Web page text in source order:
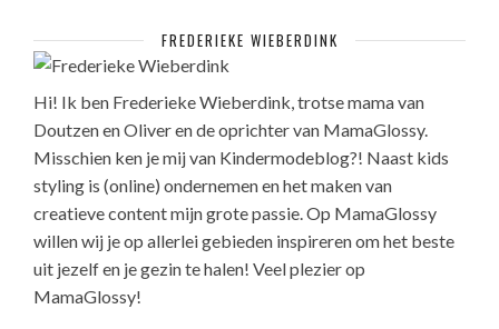
FREDERIEKE WIEBERDINK
Hi! Ik ben Frederieke Wieberdink, trotse mama van
Doutzen en Oliver en de oprichter van MamaGlossy.
Misschien ken je mij van Kindermodeblog?! Naast kids
styling is (online) ondernemen en het maken van
creatieve content mijn grote passie. Op MamaGlossy
willen wij je op allerlei gebieden inspireren om het beste
uit jezelf en je gezin te halen! Veel plezier op
MamaGlossy!